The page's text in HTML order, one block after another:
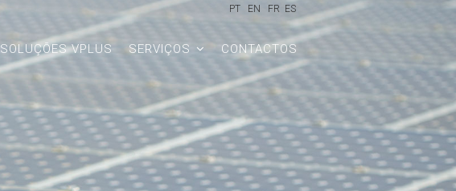
PT EN FR ES
SOLUÇÕES VPLUS SERVIÇOS CONTACTOS